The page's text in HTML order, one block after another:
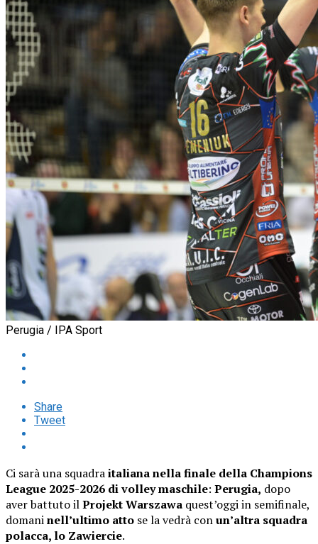
Perugia / IPA Sport
Share
Tweet
Ci sarà una squadraitaliana nella finale della Champions
League 2025-2026 di volley maschile: Perugia, dopo
aver battuto ilProjekt Warszawa quest’oggi in semifinale,
domaninell’ultimo atto se la vedrà conun’altra squadra
polacca, lo Zawiercie.